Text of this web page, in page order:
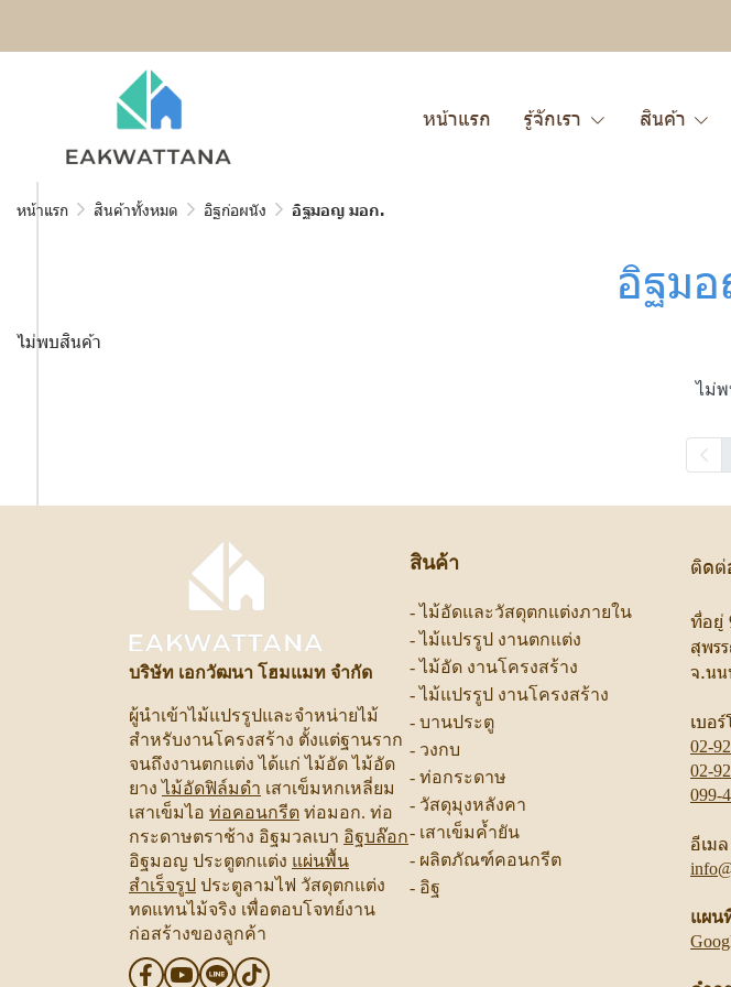
หน้าแรก รู้จักเรา สินค้า
หน้าแรก สินค้าทั้งหมด อิฐก่อผนัง อิฐมอญ มอก.
อิฐม
ไม่พบสินค้า
ไม่
บริษัท เอกวัฒนา โฮมแมท จำกัด
ผู้นำเข้าไม้แปรรูปและจำหน่ายไม้
สำหรับงานโครงสร้าง ตั้งแต่ฐานราก
จนถึงงานตกแต่ง ได้แก่ ไม้อัด ไม้อัด
ยางไม้อัดฟิล์มดำ เสาเข็มหกเหลี่ยม
เสาเข็มไอ ท่อคอนกรีต ท่อมอก. ท่อ
กระดาษตราช้าง อิฐมวลเบา อิฐบล๊อก
อิฐมอญ ประตูตกแต่ง แผ่นพื้น
สำเร็จรูป ประตูลามไฟ วัสดุตกแต่ง
ทดแทนไม้จริง เพื่อตอบโจทย์งาน
ก่อสร้างของลูกค้า
สินค้า
-ไม้อัดและวัสดุตกแต่งภายใน
-ไม้แปรรูป งานตกแต่ง
-ไม้อัด งานโครงสร้าง
-ไม้แปรรูป งานโครงสร้าง
- บานประตู
- วงกบ
- ท่อกระดาษ
- วัสดุมุงหลังคา
- เสาเข็มค้ำยัน
- ผลิตภัณฑ์คอนกรีต
- อิฐ
ติดต่
ที่อยู่
สุพร
จ.นน
เบอ
02-
02-
099-
อีเม
แผน